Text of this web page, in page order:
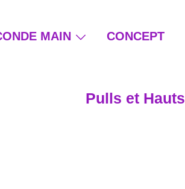
MAIN CONCEPT
Pulls et Hauts